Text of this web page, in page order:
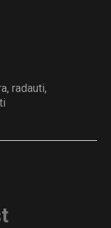
, radauti,